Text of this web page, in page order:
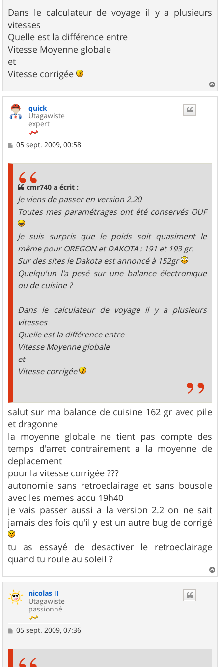
Dans le calculateur de voyage il y a plusieurs
vitesses
Quelle est la différence entre
Vitesse Moyenne globale
et
Vitesse corrigée
a
quick
Utagawiste
expert
M
05 sept. 2009, 00:58
cmr740 a écrit :
Je viens de passer en version 2.20
Toutes mes paramétrages ont été conservés OUF
Je suis surpris que le poids soit quasiment le
même pour OREGON et DAKOTA : 191 et 193 gr.
Sur des sites le Dakota est annoncé à 152gr
Quelqu'un l'a pesé sur une balance électronique
ou de cuisine ?
Dans le calculateur de voyage il y a plusieurs
vitesses
Quelle est la différence entre
Vitesse Moyenne globale
et
Vitesse corrigée
salut sur ma balance de cuisine 162 gr avec pile
et dragonne
la moyenne globale ne tient pas compte des
temps d'arret contrairement a la moyenne de
deplacement
pour la vitesse corrigée ???
autonomie sans retroeclairage et sans bousole
avec les memes accu 19h40
je vais passer aussi a la version 2.2 on ne sait
jamais des fois qu'il y est un autre bug de corrigé
tu as essayé de desactiver le retroeclairage
quand tu roule au soleil ?
a
nicolas II
Utagawiste
passionné
M
05 sept. 2009, 07:36